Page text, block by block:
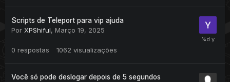
Scripts de Teleport para vip ajuda
Por XPShiful, Março 19, 2025
0 respostas 1062 visualizações
Você só pode deslogar depois de 5 segundos